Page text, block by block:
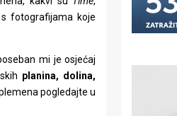
fotografijama koje
mi je osjećaj
planina, dolina,
pogledajte u